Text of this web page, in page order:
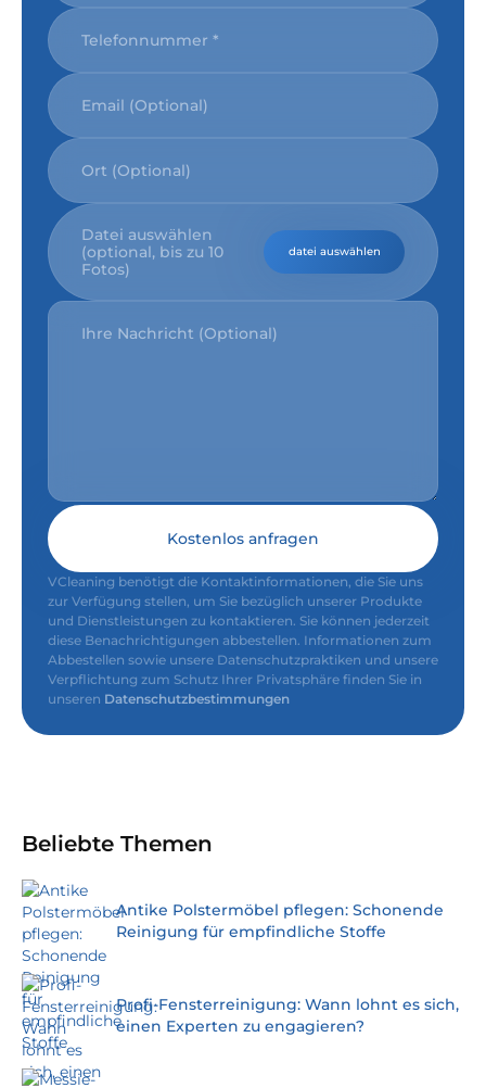
Datei auswählen
(optional, bis zu 10
Fotos)
datei auswählen
Kostenlos anfragen
VCleaning benötigt die Kontaktinformationen, die Sie uns
zur Verfügung stellen, um Sie bezüglich unserer Produkte
und Dienstleistungen zu kontaktieren. Sie können jederzeit
diese Benachrichtigungen abbestellen. Informationen zum
Abbestellen sowie unsere Datenschutzpraktiken und unsere
Verpflichtung zum Schutz Ihrer Privatsphäre finden Sie in
unseren Datenschutzbestimmungen
Beliebte Themen
Antike Polstermöbel pflegen: Schonende
Reinigung für empfindliche Stoffe
Profi-Fensterreinigung: Wann lohnt es sich,
einen Experten zu engagieren?